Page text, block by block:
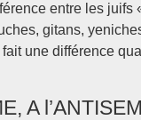
entre les
gitans,
une différence
A